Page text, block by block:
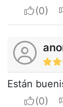
I
Están
I